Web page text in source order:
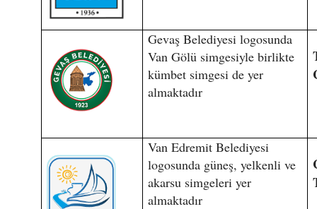
Gevaş Belediyesi logosunda
Van Gölü simgesiyle birlikte
kümbet simgesi de yer
almaktadır
Van Edremit Belediyesi
logosunda güneş, yelkenli ve
akarsu simgeleri yer
almaktadır